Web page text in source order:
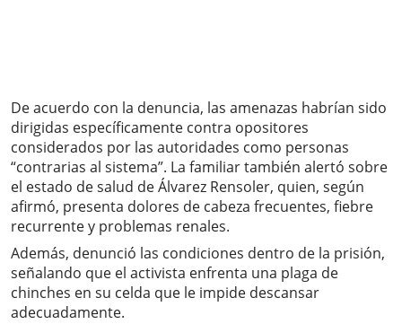
De acuerdo con la denuncia, las amenazas habrían sido
dirigidas específicamente contra opositores
considerados por las autoridades como personas
“contrarias al sistema”. La familiar también alertó sobre
el estado de salud de Álvarez Rensoler, quien, según
afirmó, presenta dolores de cabeza frecuentes, fiebre
recurrente y problemas renales.
Además, denunció las condiciones dentro de la prisión,
señalando que el activista enfrenta una plaga de
chinches en su celda que le impide descansar
adecuadamente.